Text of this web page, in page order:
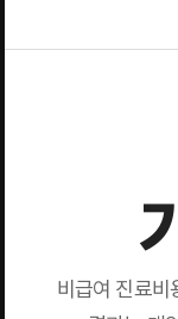
비급여 진료비